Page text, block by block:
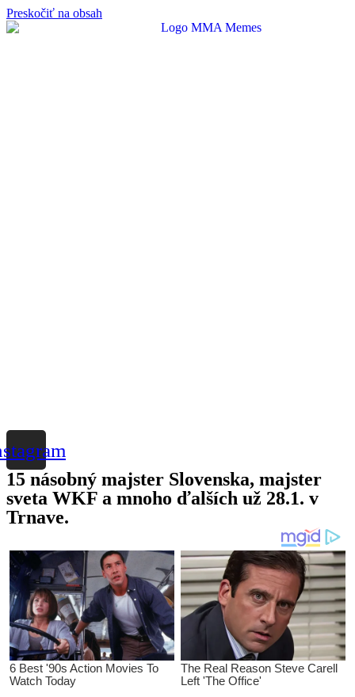
Preskočiť na obsah
15 násobný majster Slovenska, majster
sveta WKF a mnoho ďalších už 28.1. v
Trnave.